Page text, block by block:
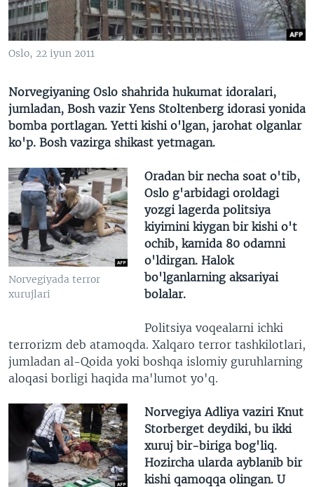
VIDEO
XABARLAR SURATLARDA
ODNOKLASSNIKI
TELEGRAM
TWITTER
SOUNDCLOUD
VOA
Oslo, 22 iyun 2011
Norvegiyaning Oslo shahrida hukumat idoralari,
jumladan, Bosh vazir Yens Stoltenberg idorasi yonida
bomba portlagan. Yetti kishi o'lgan, jarohat olganlar
ko'p. Bosh vazirga shikast yetmagan.
Norvegiyada terror
xurujlari
Oradan bir necha soat o'tib,
Oslo g'arbidagi oroldagi
yozgi lagerda politsiya
kiyimini kiygan bir kishi o't
ochib, kamida 80 odamni
o'ldirgan. Halok
bo'lganlarning aksariyai
bolalar.
Politsiya voqealarni ichki
terrorizm deb atamoqda. Xalqaro terror tashkilotlari,
jumladan al-Qoida yoki boshqa islomiy guruhlarning
aloqasi borligi haqida ma'lumot yo'q.
Norvegiya Adliya vaziri Knut
Storberget deydiki, bu ikki
xuruj bir-biriga bog'liq.
Hozircha ularda ayblanib bir
kishi qamoqqa olingan. U